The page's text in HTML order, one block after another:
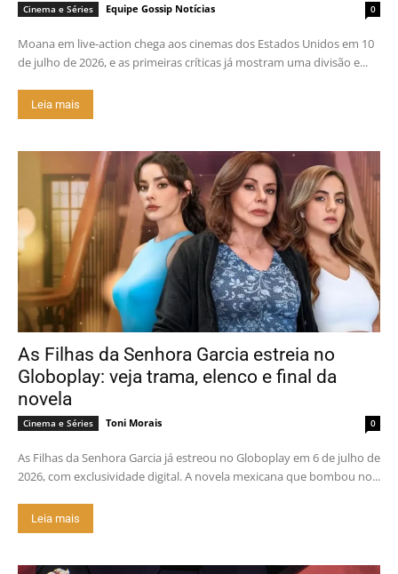
Cinema e Séries Equipe Gossip Notícias 0
Moana em live-action chega aos cinemas dos Estados Unidos em 10
de julho de 2026, e as primeiras críticas já mostram uma divisão e...
Leia mais
As Filhas da Senhora Garcia estreia no
Globoplay: veja trama, elenco e final da
novela
Cinema e Séries Toni Morais 0
As Filhas da Senhora Garcia já estreou no Globoplay em 6 de julho de
2026, com exclusividade digital. A novela mexicana que bombou no...
Leia mais